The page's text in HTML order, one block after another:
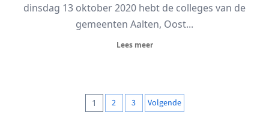
dinsdag 13 oktober 2020 hebt de colleges van de
gemeenten Aalten, Oost...
Lees meer
Berichten
1 2 3 Volgende